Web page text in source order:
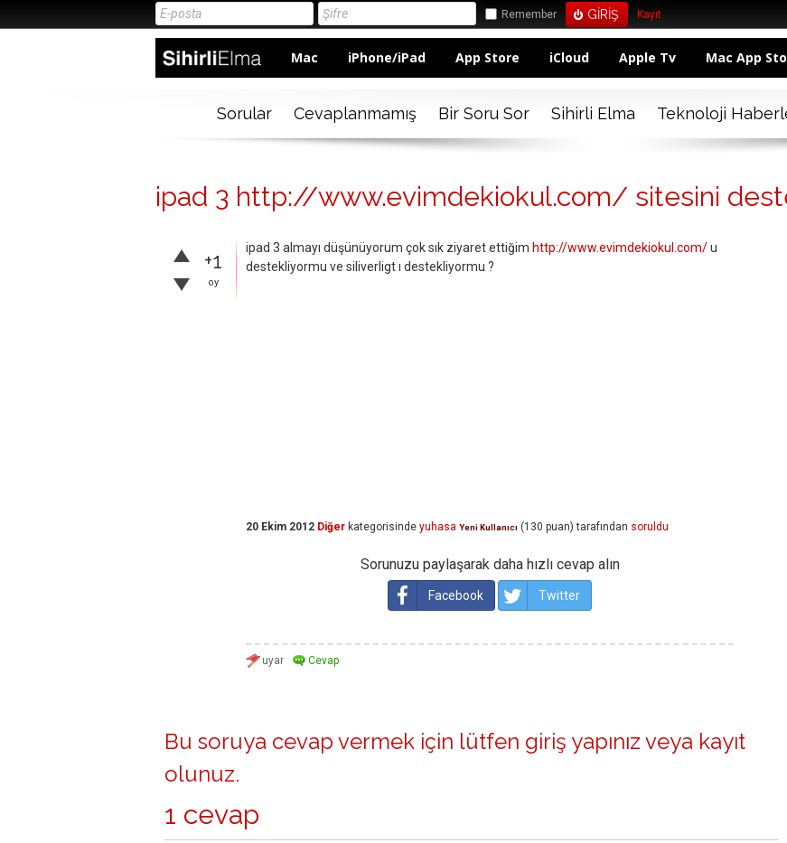
Remember Kayıt
Mac iPhone/iPad App Store iCloud Apple Tv Mac App
Sorular Cevaplanmamış Bir Soru Sor Sihirli Elma Teknoloji
ipad 3 http://www.evimdekiokul.com/ sitesini
+1
oy
ipad 3 almayı düşünüyorum çok sık ziyaret ettiğim http://www.evimdekiokul.com/u
destekliyormu ve siliverligt ı destekliyormu ?
20 Ekim 2012 Diğer kategorisinde yuhasa Yeni Kullanıcı (130 puan) tarafından soruldu
Sorunuzu paylaşarak daha hızlı cevap alın
Facebook Twitter
Bu soruya cevap vermek için lütfen giriş yapınız veya kayıt
olunuz.
1 cevap